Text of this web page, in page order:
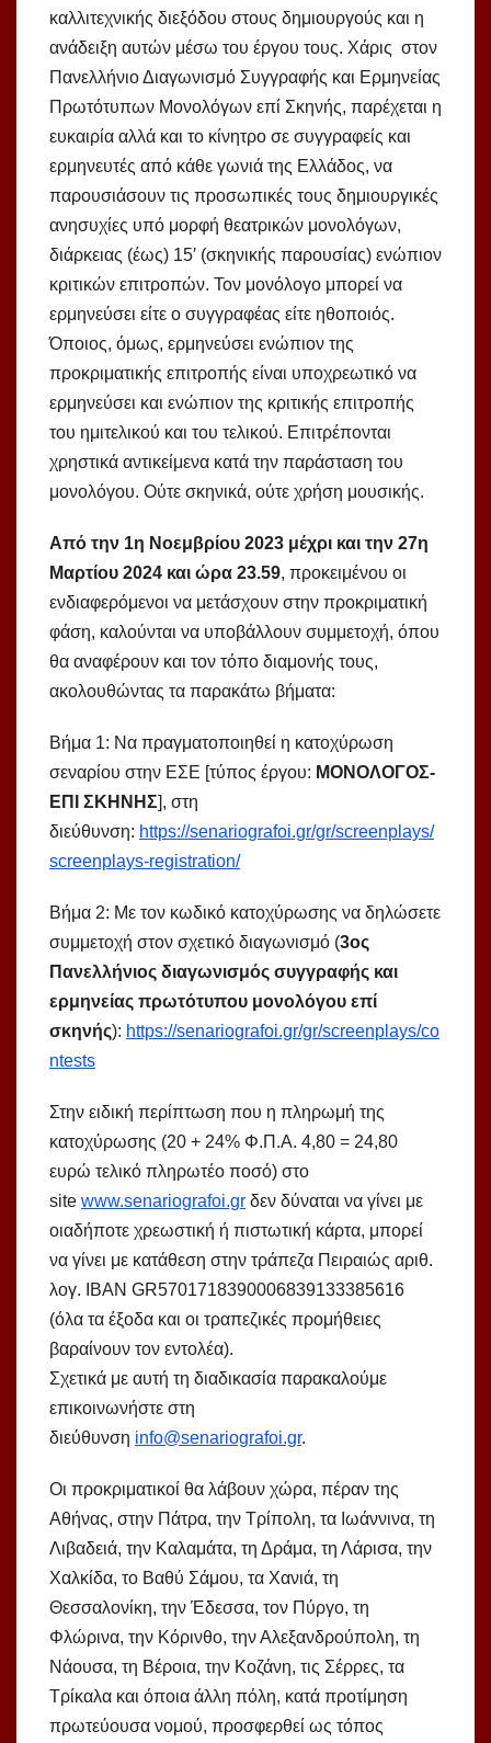
καλλιτεχνικής διεξόδου στους δημιουργούς και η
ανάδειξη αυτών μέσω του έργου τους. Χάρις στον
Πανελλήνιο Διαγωνισμό Συγγραφής και Ερμηνείας
Πρωτότυπων Μονολόγων επί Σκηνής, παρέχεται η
ευκαιρία αλλά και το κίνητρο σε συγγραφείς και
ερμηνευτές από κάθε γωνιά της Ελλάδος, να
παρουσιάσουν τις προσωπικές τους δημιουργικές
ανησυχίες υπό μορφή θεατρικών μονολόγων,
διάρκειας (έως) 15′ (σκηνικής παρουσίας) ενώπιον
κριτικών επιτροπών. Τον μονόλογο μπορεί να
ερμηνεύσει είτε ο συγγραφέας είτε ηθοποιός.
Όποιος, όμως, ερμηνεύσει ενώπιον της
προκριματικής επιτροπής είναι υποχρεωτικό να
ερμηνεύσει και ενώπιον της κριτικής επιτροπής
του ημιτελικού και του τελικού. Επιτρέπονται
χρηστικά αντικείμενα κατά την παράσταση του
μονολόγου. Ούτε σκηνικά, ούτε χρήση μουσικής.
Από την 1η Νοεμβρίου 2023 μέχρι και την 27η
Μαρτίου 2024 και ώρα 23.59, προκειμένου οι
ενδιαφερόμενοι να μετάσχουν στην προκριματική
φάση, καλούνται να υποβάλλουν συμμετοχή, όπου
θα αναφέρουν και τον τόπο διαμονής τους,
ακολουθώντας τα παρακάτω βήματα:
Βήμα 1: Να πραγματοποιηθεί η κατοχύρωση
σεναρίου στην ΕΣΕ [τύπος έργου: ΜΟΝΟΛΟΓΟΣ-
ΕΠΙ ΣΚΗΝΗΣ], στη
διεύθυνση: https://senariografoi.gr/gr/screenplays/
screenplays-registration/
Βήμα 2: Με τον κωδικό κατοχύρωσης να δηλώσετε
συμμετοχή στον σχετικό διαγωνισμό (3ος
Πανελλήνιος διαγωνισμός συγγραφής και
ερμηνείας πρωτότυπου μονολόγου επί
σκηνής): https://senariografoi.gr/gr/screenplays/co
ntests
Στην ειδική περίπτωση που η πληρωμή της
κατοχύρωσης (20 + 24% Φ.Π.Α. 4,80 = 24,80
ευρώ τελικό πληρωτέο ποσό) στο
site www.senariografoi.gr δεν δύναται να γίνει με
οιαδήποτε χρεωστική ή πιστωτική κάρτα, μπορεί
να γίνει με κατάθεση στην τράπεζα Πειραιώς αριθ.
λογ. IBAN GR5701718390006839133385616
(όλα τα έξοδα και οι τραπεζικές προμήθειες
βαραίνουν τον εντολέα).
Σχετικά με αυτή τη διαδικασία παρακαλούμε
επικοινωνήστε στη
διεύθυνση info@senariografoi.gr.
Οι προκριματικοί θα λάβουν χώρα, πέραν της
Αθήνας, στην Πάτρα, την Τρίπολη, τα Ιωάννινα, τη
Λιβαδειά, την Καλαμάτα, τη Δράμα, τη Λάρισα, την
Χαλκίδα, το Βαθύ Σάμου, τα Χανιά, τη
Θεσσαλονίκη, την Έδεσσα, τον Πύργο, τη
Φλώρινα, την Κόρινθο, την Αλεξανδρούπολη, τη
Νάουσα, τη Βέροια, την Κοζάνη, τις Σέρρες, τα
Τρίκαλα και όποια άλλη πόλη, κατά προτίμηση
πρωτεύουσα νομού, προσφερθεί ως τόπος